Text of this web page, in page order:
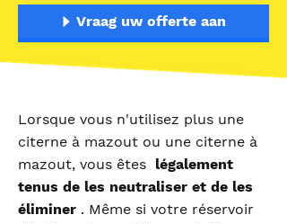
Vraag uw offerte aan
Lorsque vous n'utilisez plus une
citerne à mazout ou une citerne à
mazout, vous êtes légalement
tenus de les neutraliser et de les
éliminer . Même si votre réservoir